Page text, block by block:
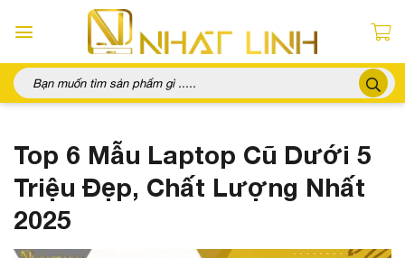
đến
dungTìm
kiếm:
Top 6 Mẫu Laptop Cũ Dưới 5
Triệu Đẹp, Chất Lượng Nhất
2025